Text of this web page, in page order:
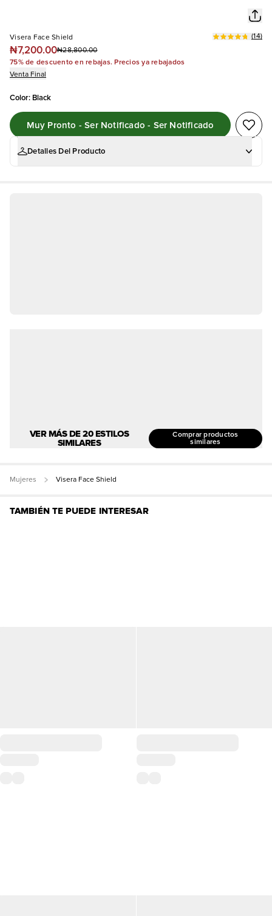
Visera Face Shield
₦7,200.00₦28,800.00
(14)
75% de descuento en rebajas. Precios ya rebajados
Venta Final
Color: Black
Muy Pronto - Ser Notificado - Ser Notificado
Detalles Del Producto
VER MÁS DE 20 ESTILOS
SIMILARES
Comprar productos
similares
Mujeres Visera Face Shield
TAMBIÉN TE PUEDE INTERESAR